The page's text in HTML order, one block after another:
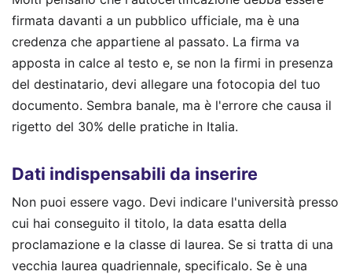
firmata davanti a un pubblico ufficiale, ma è una
credenza che appartiene al passato. La firma va
apposta in calce al testo e, se non la firmi in presenza
del destinatario, devi allegare una fotocopia del tuo
documento. Sembra banale, ma è l'errore che causa il
rigetto del 30% delle pratiche in Italia.
Dati indispensabili da inserire
Non puoi essere vago. Devi indicare l'università presso
cui hai conseguito il titolo, la data esatta della
proclamazione e la classe di laurea. Se si tratta di una
vecchia laurea quadriennale, specificalo. Se è una